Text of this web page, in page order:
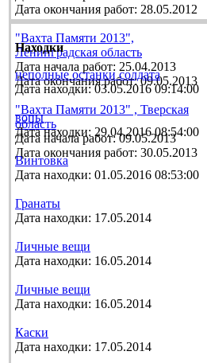
Дата окончания работ: 28.05.2012
"Вахта Памяти 2013",
Ленинградская область
Дата начала работ: 25.04.2013
Дата окончания работ: 09.05.2013
"Вахта Памяти 2013" , Тверская
область
Дата начала работ: 09.05.2013
Дата окончания работ: 30.05.2013
Находки
неполные останки солдата
Дата находки: 03.05.2016 09:14:00
вопы
Дата находки: 29.04.2016 08:54:00
Винтовка
Дата находки: 01.05.2016 08:53:00
Гранаты
Дата находки: 17.05.2014
Личные вещи
Дата находки: 16.05.2014
Личные вещи
Дата находки: 16.05.2014
Каски
Дата находки: 17.05.2014